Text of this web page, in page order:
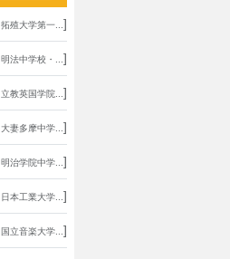
拓殖大学第一... ]
明法中学校・... ]
立教英国学院... ]
大妻多摩中学... ]
明治学院中学... ]
日本工業大学... ]
国立音楽大学... ]